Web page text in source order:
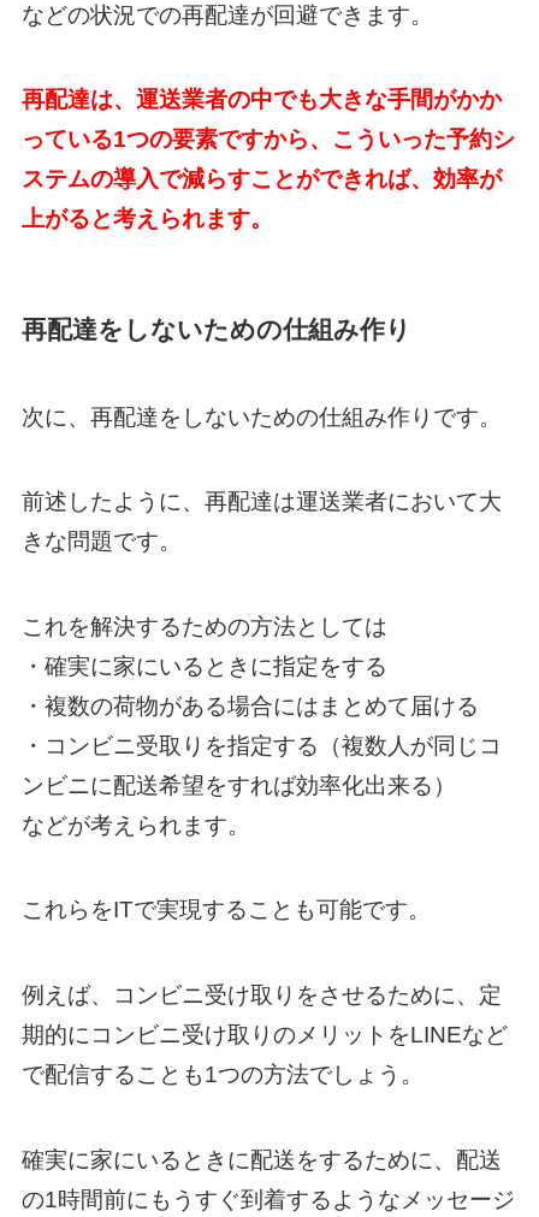
などの状況での再配達が回避できます。
再配達は、運送業者の中でも大きな手間がかか
っている1つの要素ですから、こういった予約シ
ステムの導入で減らすことができれば、効率が
上がると考えられます。
再配達をしないための仕組み作り
次に、再配達をしないための仕組み作りです。
前述したように、再配達は運送業者において大
きな問題です。
これを解決するための方法としては
・確実に家にいるときに指定をする
・複数の荷物がある場合にはまとめて届ける
・コンビニ受取りを指定する（複数人が同じコ
ンビニに配送希望をすれば効率化出来る）
などが考えられます。
これらをITで実現することも可能です。
例えば、コンビニ受け取りをさせるために、定
期的にコンビニ受け取りのメリットをLINEなど
で配信することも1つの方法でしょう。
確実に家にいるときに配送をするために、配送
の1時間前にもうすぐ到着するようなメッセージ